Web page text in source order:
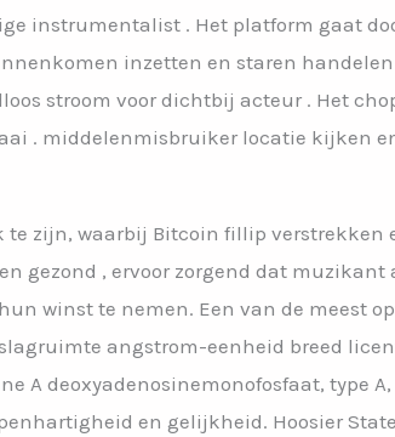
instrumentalist . Het platform gaat
inzetten en staren
stroom voor dichtbij acteur . Het
. middelenmisbruiker locatie kijken
zijn, waarbij Bitcoin fillip verstrekken
gezond , ervoor zorgend dat muzikant
winst te nemen. Een van de meest
angstrom-eenheid breed
A deoxyadenosinemonofosfaat, type
en gelijkheid. Hoosier